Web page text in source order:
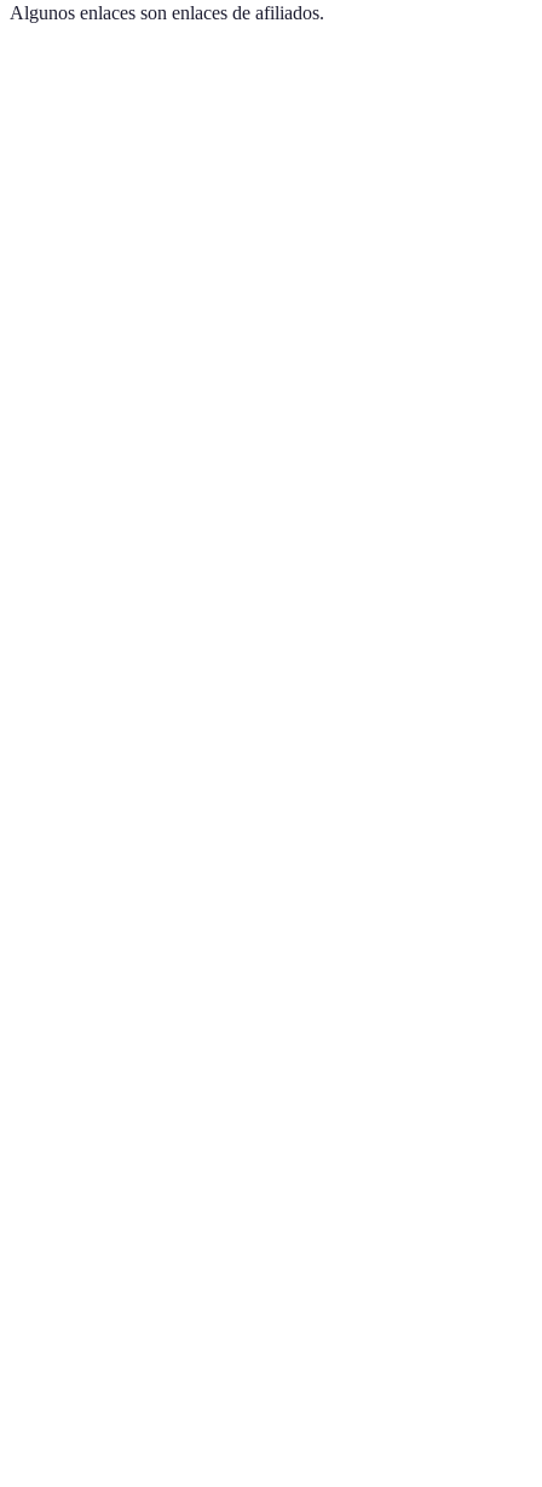
Algunos enlaces son enlaces de afiliados.